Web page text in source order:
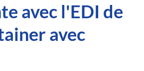
avec l'EDI de
avec